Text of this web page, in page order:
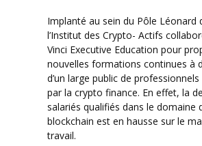
Implanté au sein du Pôle Léonard
l’Institut des Crypto- Actifs
Vinci Executive Education pour
nouvelles formations continues à
d’un large public de
par la crypto finance. En effet, la
salariés qualifiés dans le domaine
blockchain est en hausse sur le
travail.